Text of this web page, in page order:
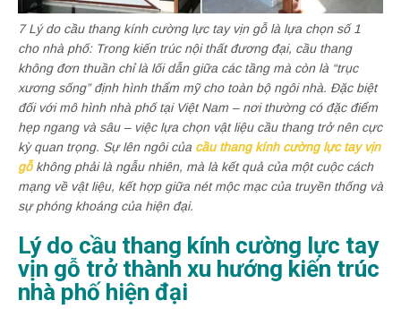
7 Lý do cầu thang kính cường lực tay vịn gỗ là lựa chọn số 1
cho nhà phố: Trong kiến trúc nội thất đương đại, cầu thang
không đơn thuần chỉ là lối dẫn giữa các tầng mà còn là “trục
xương sống” định hình thẩm mỹ cho toàn bộ ngôi nhà. Đặc biệt
đối với mô hình nhà phố tại Việt Nam – nơi thường có đặc điểm
hẹp ngang và sâu – việc lựa chọn vật liệu cầu thang trở nên cực
kỳ quan trọng. Sự lên ngôi của cầu thang kính cường lực tay vịn
gỗkhông phải là ngẫu nhiên, mà là kết quả của một cuộc cách
mạng về vật liệu, kết hợp giữa nét mộc mạc của truyền thống và
sự phóng khoáng của hiện đại.
Lý do cầu thang kính cường lực tay
vịn gỗ trở thành xu hướng kiến trúc
nhà phố hiện đại